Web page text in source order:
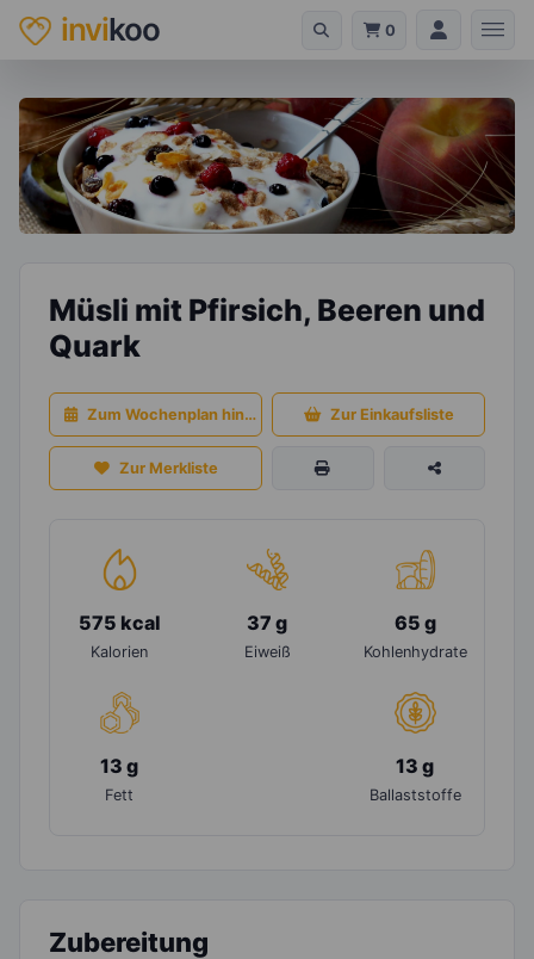
invikoo 0
Müsli mit Pfirsich, Beeren und
Quark
Zum Wochenplan hinzufügen Zur Einkaufsliste
Zur Merkliste
575 kcal
Kalorien
37 g
Eiweiß
65 g
Kohlenhydrate
13 g
Fett
13 g
Ballaststoffe
Zubereitung